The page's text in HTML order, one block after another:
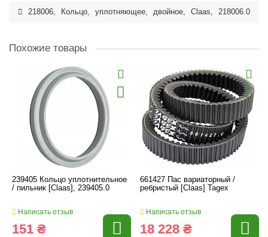
218006, Кольцо, уплотняющее, двойное, Claas, 218006.0
Похожие товары
239405 Кольцо уплотнительное
/ пильник [Claas], 239405.0
Написать отзыв
151 ₴
661427 Пас вариаторный /
ребристый [Claas] Tagex
Написать отзыв
18 228 ₴